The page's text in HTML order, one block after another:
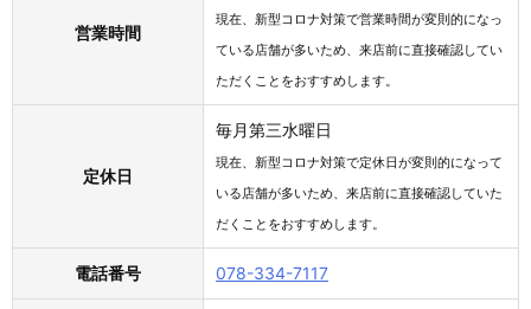
営業時間
現在、新型コロナ対策で営業時間が変則的になっ
ている店舗が多いため、来店前に直接確認してい
ただくことをおすすめします。
定休日
毎月第三水曜日
現在、新型コロナ対策で定休日が変則的になって
いる店舗が多いため、来店前に直接確認していた
だくことをおすすめします。
電話番号 078-334-7117